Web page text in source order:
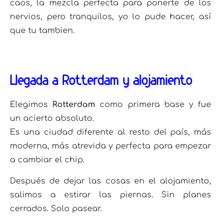
caos, la mezcla perfecta para ponerte de los
nervios, pero tranquilos, yo lo pude hacer, así
que tu tambien.
Llegada a Rotterdam y alojamiento
Elegimos Rotterdam como primera base y fue
un acierto absoluto.
Es una ciudad diferente al resto del país, más
moderna, más atrevida y perfecta para empezar
a cambiar el chip.
Después de dejar las cosas en el alojamiento,
salimos a estirar las piernas. Sin planes
cerrados. Solo pasear.